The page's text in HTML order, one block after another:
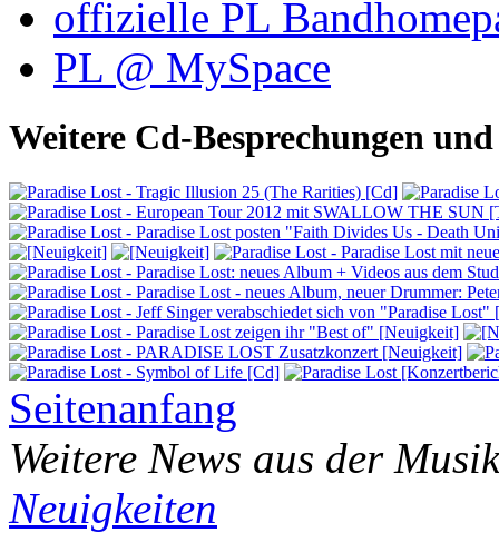
offizielle PL
PL @ MySpace
Weitere Cd-Besprechungen
Seitenanfang
Weitere News aus der
Neuigkeiten